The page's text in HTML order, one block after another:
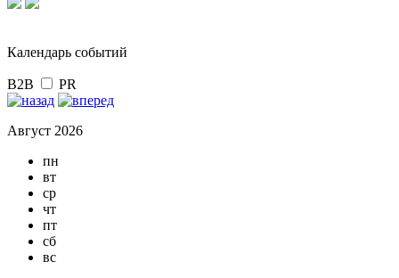
Календарь событий
B2B PR
Август 2026
пн
вт
ср
чт
пт
сб
вс